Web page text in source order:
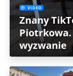
VIDEO
Znany
wyzwanie